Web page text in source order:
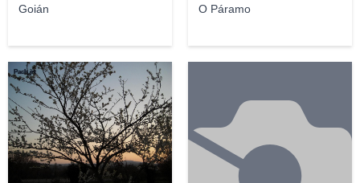
Goián O Páramo
Pach.jrt